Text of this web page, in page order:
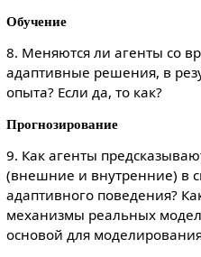
Обучение
8. Меняются ли агенты со
адаптивные решения, в
опыта? Если да, то как?
Прогнозирование
9. Как агенты
(внешние и внутренние) в
адаптивного поведения?
механизмы реальных
основой для